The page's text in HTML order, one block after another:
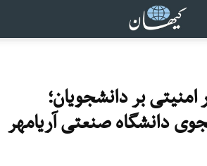
بر دانشجویان؛
دانشجوی دانشگاه صنعتی آریامهر